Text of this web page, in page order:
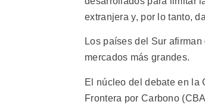
extranjera y, por lo tanto,
Los países del Sur
mercados más grandes.
El núcleo del debate en la
Frontera por Carbono